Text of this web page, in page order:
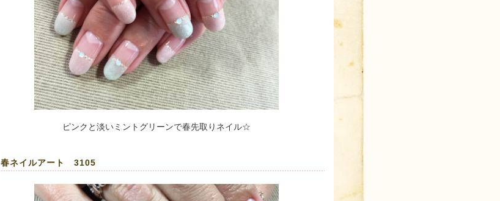
ピンクと淡いミントグリーンで春先取りネイル☆
春ネイルアート 3105